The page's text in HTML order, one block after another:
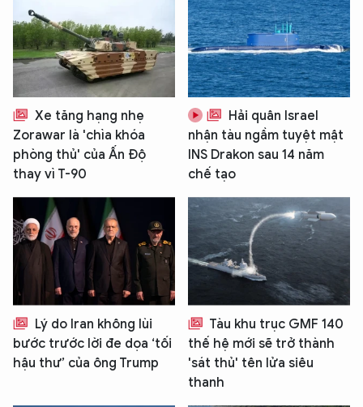
Xe tăng hạng nhẹ
Zorawar là 'chìa khóa
phòng thủ' của Ấn Độ
thay vì T-90
Hải quân Israel
nhận tàu ngầm tuyệt mật
INS Drakon sau 14 năm
chế tạo
Lý do Iran không lùi
bước trước lời đe dọa ‘tối
hậu thư’ của ông Trump
Tàu khu trục GMF 140
thế hệ mới sẽ trở thành
'sát thủ' tên lửa siêu
thanh